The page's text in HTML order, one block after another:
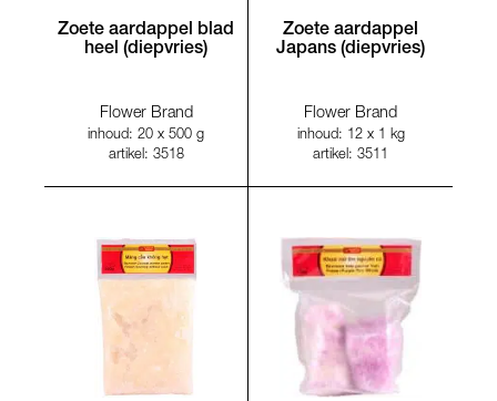
Zoete aardappel blad
heel (diepvries)
Flower Brand
inhoud: 20 x 500 g
artikel: 3518
Zoete aardappel
Japans (diepvries)
Flower Brand
inhoud: 12 x 1 kg
artikel: 3511